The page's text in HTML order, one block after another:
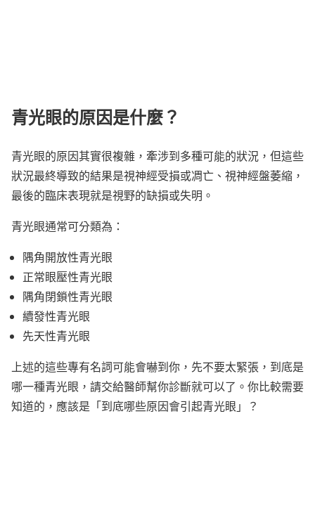
青光眼的原因是什麼？
青光眼的原因其實很複雜，牽涉到多種可能的狀況，但這些
狀況最終導致的結果是視神經受損或凋亡、視神經盤萎縮，
最後的臨床表現就是視野的缺損或失明。
青光眼通常可分類為：
隅角開放性青光眼
正常眼壓性青光眼
隅角閉鎖性青光眼
續發性青光眼
先天性青光眼
上述的這些專有名詞可能會嚇到你，先不要太緊張，到底是
哪一種青光眼，請交給醫師幫你診斷就可以了。你比較需要
知道的，應該是「到底哪些原因會引起青光眼」？